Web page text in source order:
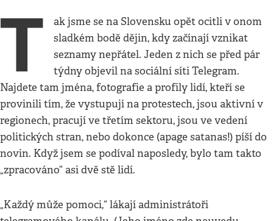
T
ak jsme se na Slovensku opět ocitli v onom
sladkém bodě dějin, kdy začínají vznikat
seznamy nepřátel. Jeden z nich se před pár
týdny objevil na sociální síti Telegram.
Najdete tam jména, fotografie a profily lidí, kteří se
provinili tím, že vystupují na protestech, jsou aktivní v
regionech, pracují ve třetím sektoru, jsou ve vedení
politických stran, nebo dokonce (apage satanas!) píší do
novin. Když jsem se podíval naposledy, bylo tam takto
„zpracováno“ asi dvě stě lidí.
„Každý může pomoci,“ lákají administrátoři